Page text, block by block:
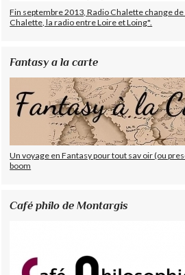
Fin septembre 2013, Radio Chalette change
Chalette, la radio entre Loire et Loing".
Fantasy a la carte
Un voyage en Fantasy pour tout sav oir (ou
boom
Café philo de Montargis